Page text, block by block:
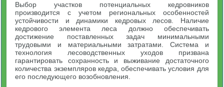
Выбор участков потенциальных кедровников
производится с учетом региональных особенностей
устойчивости и динамики кедровых лесов. Наличие
кедрового элемента леса должно обеспечивать
достижение поставленных задач минимальными
трудовыми и материальными затратами. Система и
технология лесоводственных уходов призвана
гарантировать сохранность и выживание достаточного
количества экземпляров кедра, обеспечивать условия для
его последующего возобновления.